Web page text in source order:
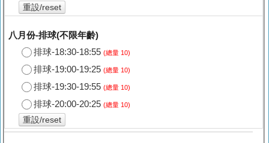
重設/reset
八月份-排球(不限年齡)
排球-18:30-18:55 (總量 10)
排球-19:00-19:25 (總量 10)
排球-19:30-19:55 (總量 10)
排球-20:00-20:25 (總量 10)
重設/reset